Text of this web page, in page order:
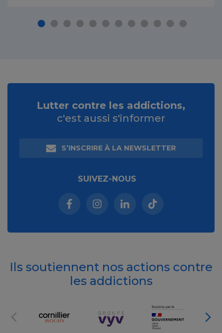
Lutter contre les addictions,
c'est aussi s'informer
S’INSCRIRE À LA NEWSLETTER
SUIVEZ-NOUS
Facebook (nouvelle fenêtre)
Instagram (nouvelle fenêtre)
Linkedin (nouvelle
Tiktok (nouvelle
Ils soutiennent nos actions contre
les addictions